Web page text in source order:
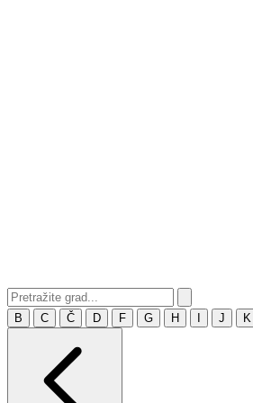
B C Č D F G H J K